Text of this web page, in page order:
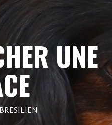
GÉNÉTIQUE
UNE RACEUNE